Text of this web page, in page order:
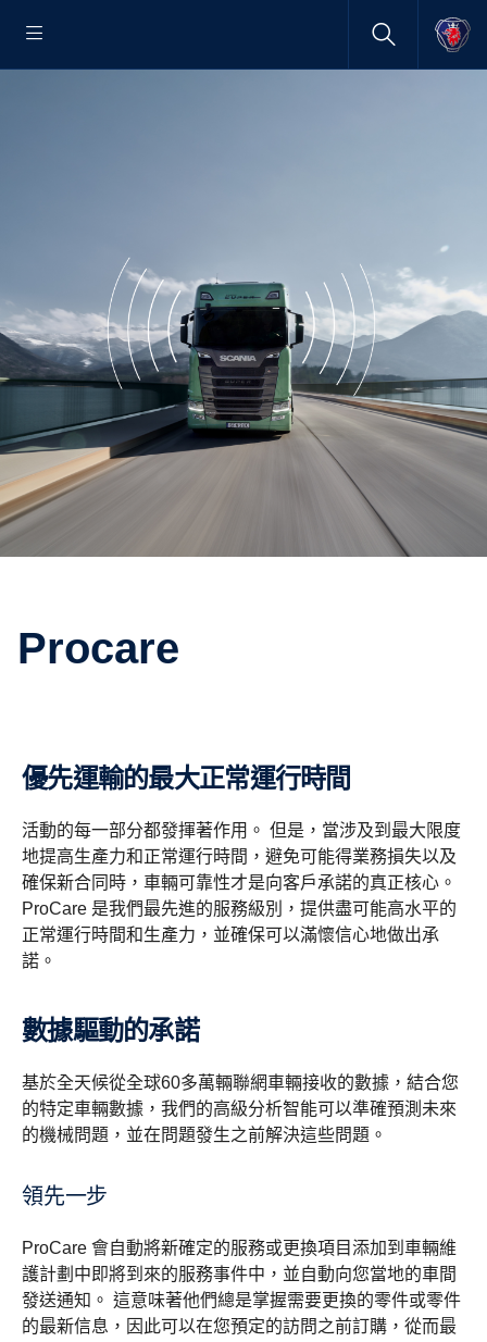
Procare
優先運輸的最大正常運行時間
活動的每一部分都發揮著作用。 但是，當涉及到最大限度
地提高生產力和正常運行時間，避免可能得業務損失以及
確保新合同時，車輛可靠性才是向客戶承諾的真正核心。
ProCare 是我們最先進的服務級別，提供盡可能高水平的
正常運行時間和生產力，並確保可以滿懷信心地做出承
諾。
數據驅動的承諾
基於全天候從全球60多萬輛聯網車輛接收的數據，結合您
的特定車輛數據，我們的高級分析智能可以準確預測未來
的機械問題，並在問題發生之前解決這些問題。
領先一步
ProCare 會自動將新確定的服務或更換項目添加到車輛維
護計劃中即將到來的服務事件中，並自動向您當地的車間
發送通知。 這意味著他們總是掌握需要更換的零件或零件
的最新信息，因此可以在您預定的訪問之前訂購，從而最